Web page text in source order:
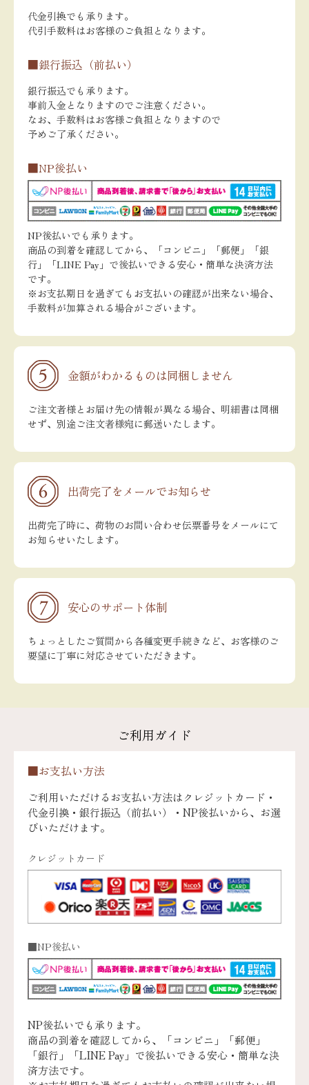
代金引換でも承ります。
代引手数料はお客様のご負担となります。
■銀行振込（前払い）
銀行振込でも承ります。
事前入金となりますのでご注意ください。
なお、手数料はお客様ご負担となりますので
予めご了承ください。
■NP後払い
NP後払いでも承ります。
商品の到着を確認してから、「コンビニ」「郵便」「銀
行」「LINE Pay」で後払いできる安心・簡単な決済方法
です。
※お支払期日を過ぎてもお支払いの確認が出来ない場合、
手数料が加算される場合がございます。
金額がわかるものは同梱しません
ご注文者様とお届け先の情報が異なる場合、明細書は同梱
せず、別途ご注文者様宛に郵送いたします。
出荷完了をメールでお知らせ
出荷完了時に、荷物のお問い合わせ伝票番号をメールにて
お知らせいたします。
安心のサポート体制
ちょっとしたご質問から各種変更手続きなど、お客様のご
要望に丁寧に対応させていただきます。
ご利用ガイド
■お支払い方法
ご利用いただけるお支払い方法はクレジットカード・
代金引換・銀行振込（前払い）・NP後払いから、お選
びいただけます。
クレジットカード
■NP後払い
NP後払いでも承ります。
商品の到着を確認してから、「コンビニ」「郵便」
「銀行」「LINE Pay」で後払いできる安心・簡単な決
済方法です。